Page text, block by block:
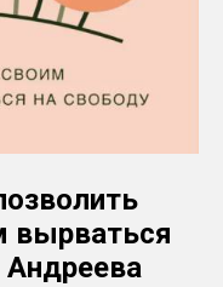
вырваться
Андреева